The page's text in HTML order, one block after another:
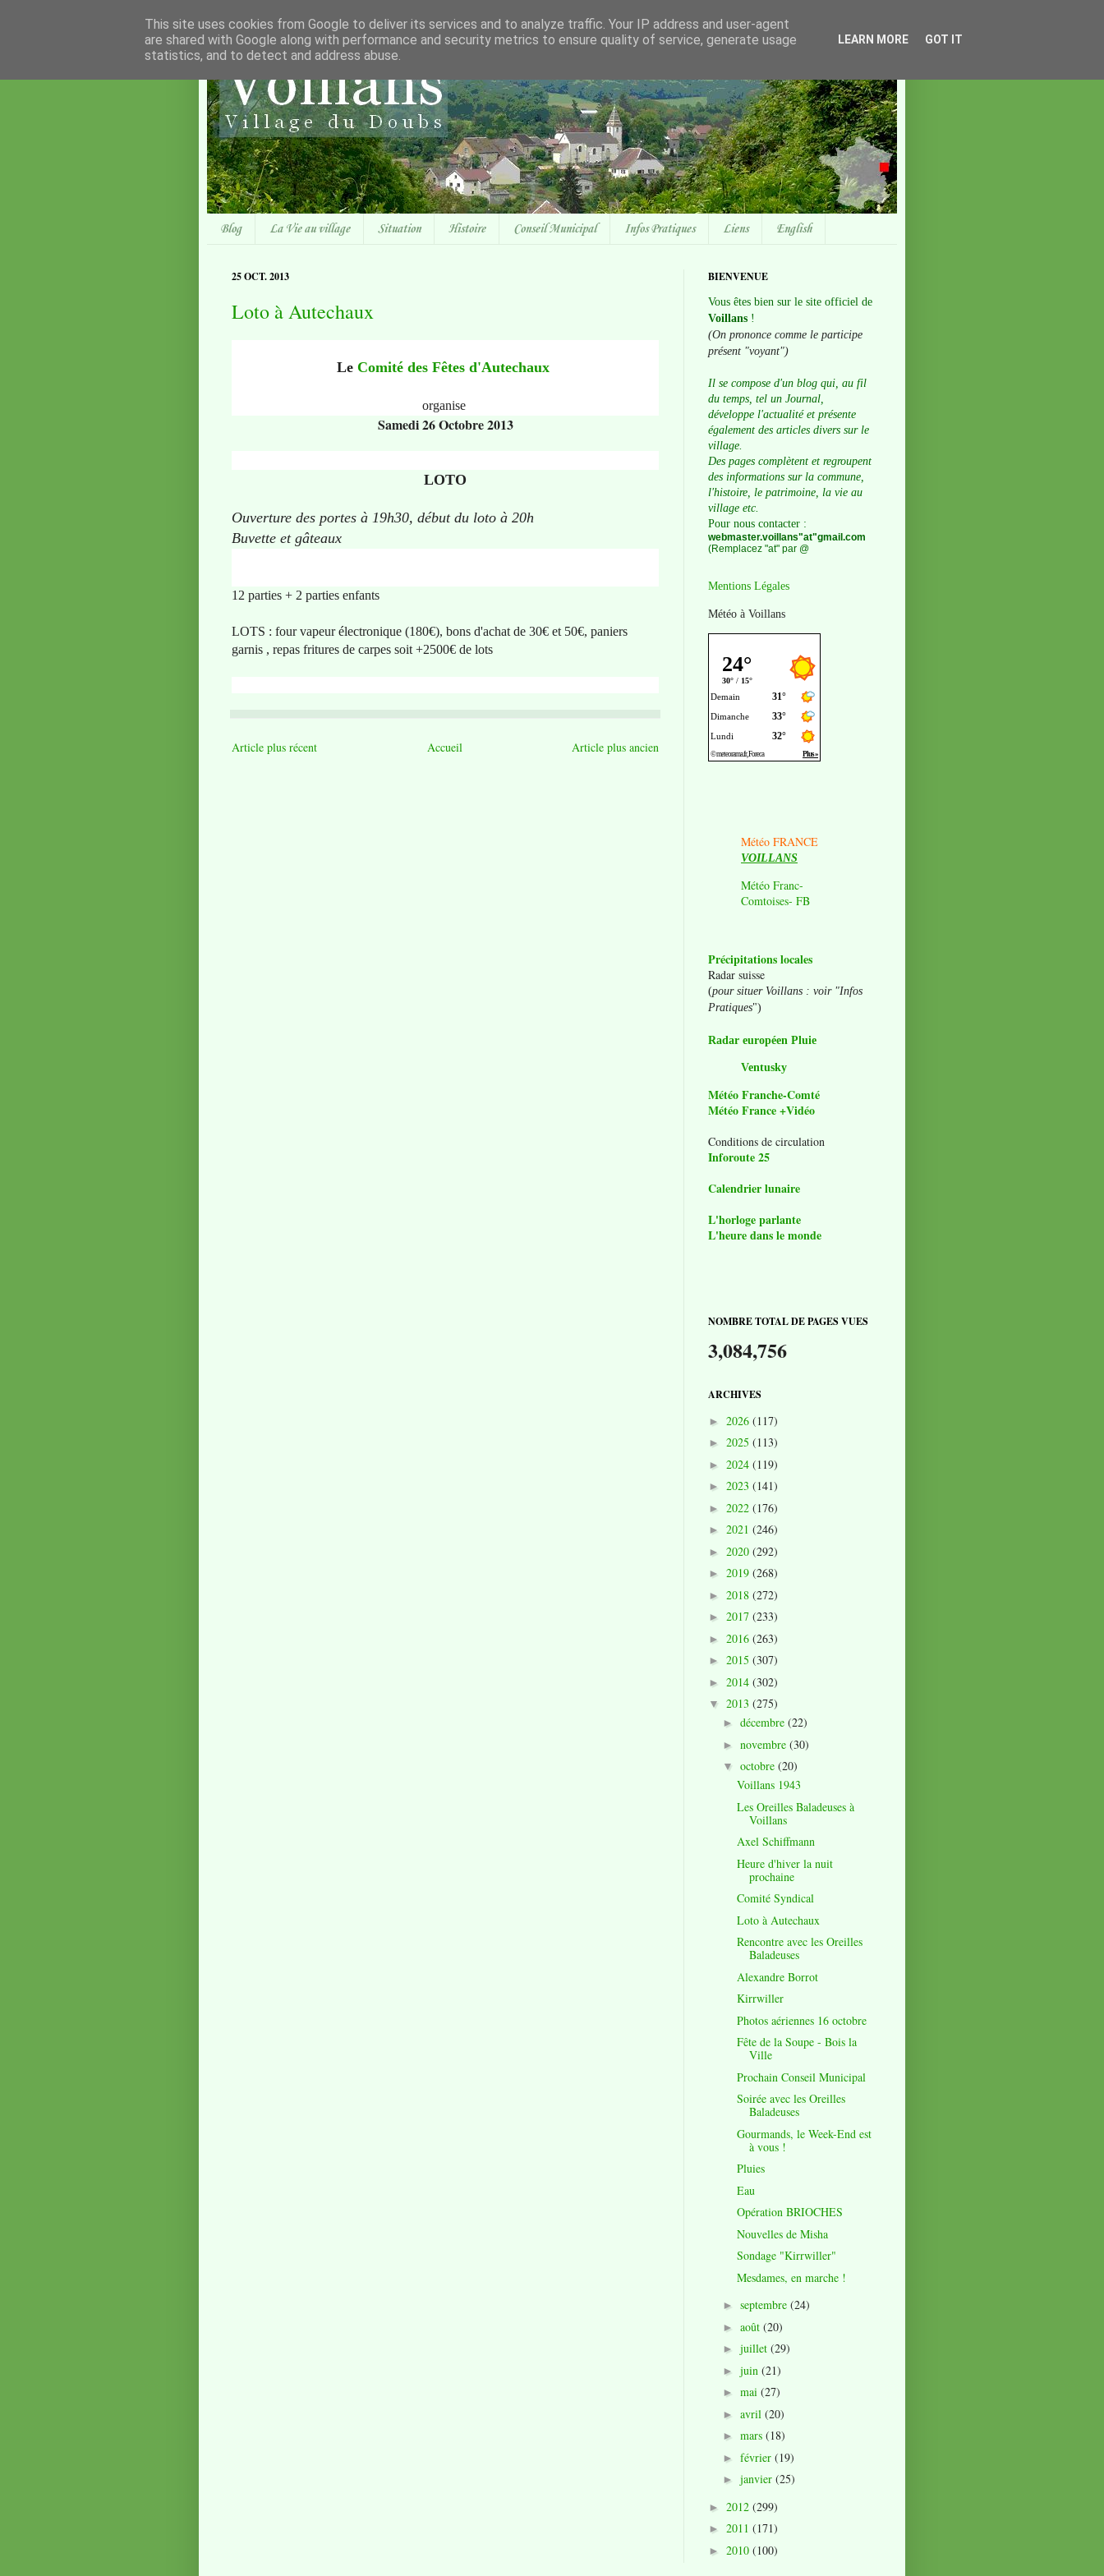
Blog La Vie au village Situation Histoire Conseil Municipal Infos Pratiques Liens English
25 OCT. 2013
Loto à Autechaux
Le Comité des Fêtes d'Autechaux
organise
Samedi 26 Octobre 2013
LOTO
Ouverture des portes à 19h30, début du loto à 20h
Buvette et gâteaux
12 parties + 2 parties enfants
LOTS : four vapeur électronique (180€), bons d'achat de 30€ et 50€, paniers
garnis , repas fritures de carpes soit +2500€ de lots
Article plus récent Article plus ancien
Accueil
BIENVENUE
Vous êtes bien sur le site officiel de
Voillans !
(On prononce comme le participe
présent "voyant")
Il se compose d'un blog qui, au fil
du temps, tel un Journal,
développe l'actualité et présente
également des articles divers sur le
village.
Des pages complètent et regroupent
des informations sur la commune,
l'histoire, le patrimoine, la vie au
village etc.
Pour nous contacter :
webmaster.voillans"at"gmail.com
(Remplacez "at" par @
Mentions Légales
Météo à Voillans
Météo FRANCE
VOILLANS
Météo Franc-
Comtoises- FB
Précipitations locales
Radar suisse
(pour situer Voillans : voir "Infos
Pratiques")
Radar européen Pluie
Ventusky
Météo Franche-Comté
Météo France +Vidéo
Conditions de circulation
Inforoute 25
Calendrier lunaire
L'horloge parlante
L'heure dans le monde
NOMBRE TOTAL DE PAGES VUES
3,084,756
ARCHIVES
► 2026 (117)
► 2025 (113)
► 2024 (119)
► 2023 (141)
► 2022 (176)
► 2021 (246)
► 2020 (292)
► 2019 (268)
► 2018 (272)
► 2017 (233)
► 2016 (263)
► 2015 (307)
► 2014 (302)
▼ 2013 (275)
► décembre (22)
► novembre (30)
▼ octobre (20)
Voillans 1943
Les Oreilles Baladeuses à
Voillans
Axel Schiffmann
Heure d'hiver la nuit
prochaine
Comité Syndical
Loto à Autechaux
Rencontre avec les Oreilles
Baladeuses
Alexandre Borrot
Kirrwiller
Photos aériennes 16 octobre
Fête de la Soupe - Bois la
Ville
Prochain Conseil Municipal
Soirée avec les Oreilles
Baladeuses
Gourmands, le Week-End est
à vous !
Pluies
Eau
Opération BRIOCHES
Nouvelles de Misha
Sondage "Kirrwiller"
Mesdames, en marche !
► septembre (24)
► août (20)
► juillet (29)
► juin (21)
► mai (27)
► avril (20)
► mars (18)
► février (19)
► janvier (25)
► 2012 (299)
► 2011 (171)
► 2010 (100)
This site uses cookies from Google to deliver its services and to analyze traffic. Your IP address and user-agent
are shared with Google along with performance and security metrics to ensure quality of service, generate usage
statistics, and to detect and address abuse.
LEARN MORE GOT IT